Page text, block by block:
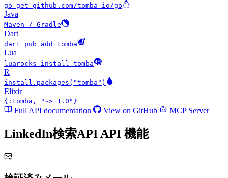
go get github.com/tomba-io/go
Java
Maven / Gradle
Dart
dart pub add tomba
Lua
luarocks install tomba
R
install.packages("tomba")
Elixir
{:tomba, "~> 1.0"}
Full API documentation View on GitHub MCP Server
LinkedIn検索API API 機能